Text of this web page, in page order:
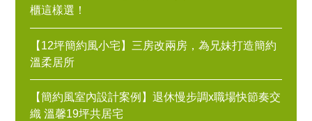
櫃這樣選！
【12坪簡約風小宅】三房改兩房，為兄妹打造簡約
溫柔居所
【簡約風室內設計案例】退休慢步調x職場快節奏交
織 溫馨19坪共居宅